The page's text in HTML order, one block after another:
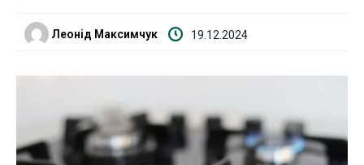
Робота і освіта
Леонід Максимчук 19.12.2024